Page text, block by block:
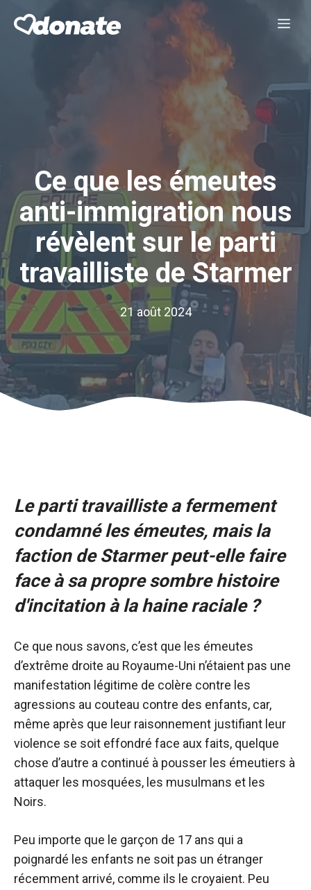
Ce que les émeutes
anti-immigration nous
révèlent sur le parti
travailliste de Starmer
21 août 2024
Le parti travailliste a fermement
condamné les émeutes, mais la
faction de Starmer peut-elle faire
face à sa propre sombre histoire
d'incitation à la haine raciale ?
Ce que nous savons, c’est que les émeutes
d’extrême droite au Royaume-Uni n’étaient pas une
manifestation légitime de colère contre les
agressions au couteau contre des enfants, car,
même après que leur raisonnement justifiant leur
violence se soit effondré face aux faits, quelque
chose d’autre a continué à pousser les émeutiers à
attaquer les mosquées, les musulmans et les
Noirs.
Peu importe que le garçon de 17 ans qui a
poignardé les enfants ne soit pas un étranger
récemment arrivé, comme ils le croyaient. Peu